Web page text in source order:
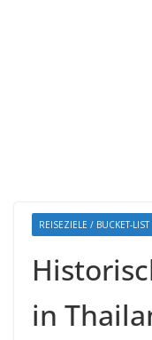
REISEZIELE / BUCKET-LIST
in